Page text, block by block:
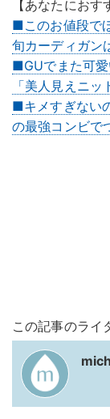
【あなたにおす
■このお値段で
旬カーディガン
■GUでまた可
「美人見えニ
■キメすぎない
の最強コンビで
この記事のライ